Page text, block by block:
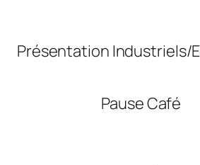
Présentation Industriels/
Pause Café